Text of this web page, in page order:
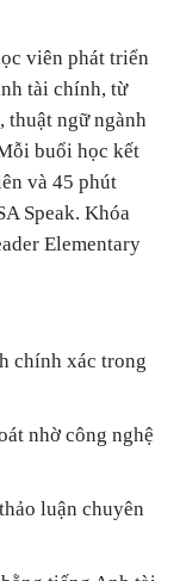
viên phát triển
tài chính, từ
thuật ngữ ngành
buổi học kết
và 45 phút
Speak. Khóa
Elementary
chính xác trong
nhờ công nghệ
luận chuyên